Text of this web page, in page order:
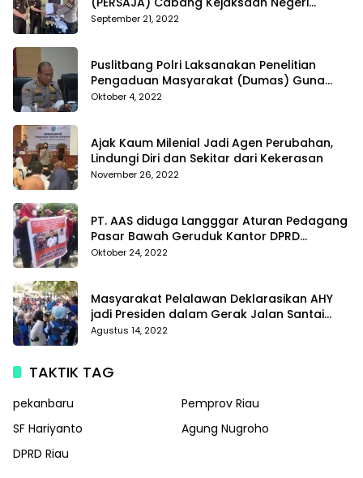
Tanggamus resmi melaporkan Alvin Lim ke
September 21, 2022
Puslitbang Polri Laksanakan Penelitian
Pengaduan Masyarakat (Dumas) Guna
Meningkatkan Profesionalisme Personil Polri
Oktober 4, 2022
Ajak Kaum Milenial Jadi Agen Perubahan,
Lindungi Diri dan Sekitar dari Kekerasan
November 26, 2022
PT. AAS diduga Langggar Aturan Pedagang
Pasar Bawah Geruduk Kantor DPRD
Pekanbaru
Oktober 24, 2022
Masyarakat Pelalawan Deklarasikan AHY
jadi Presiden dalam Gerak Jalan Santai
Partai Demokrat
Agustus 14, 2022
TAKTIK TAG
pekanbaru
Pemprov Riau
SF Hariyanto
Agung Nugroho
DPRD Riau